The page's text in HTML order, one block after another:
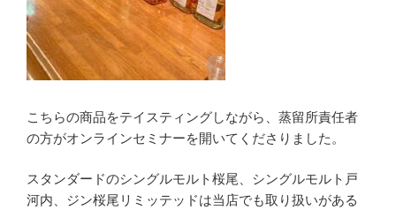
こちらの商品をテイスティングしながら、蒸留所責任者
の方がオンラインセミナーを開いてくださりました。
スタンダードのシングルモルト桜尾、シングルモルト戸
河内、ジン桜尾リミッテッドは当店でも取り扱いがある